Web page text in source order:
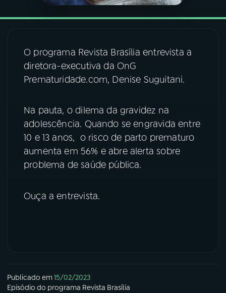
VIDEOCASTS
08FESTIVAL DE MÚSICA
YouTube Facebook
Instagram X
O programa Revista Brasília entrevista a
diretora-executiva da OnG
Prematuridade.com, Denise Suguitani.
Na pauta, o dilema da gravidez na
adolescência. Quando se engravida entre
10 e 13 anos, o risco de parto prematuro
aumenta em 56% e abre alerta sobre
problema de saúde pública.
Ouça a entrevista.
Publicado em15/02/2023
Episódio do programa Revista Brasília